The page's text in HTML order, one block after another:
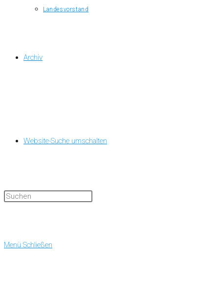
Landesvorstand
Archiv
Website-Suche umschalten
Menü Schließen